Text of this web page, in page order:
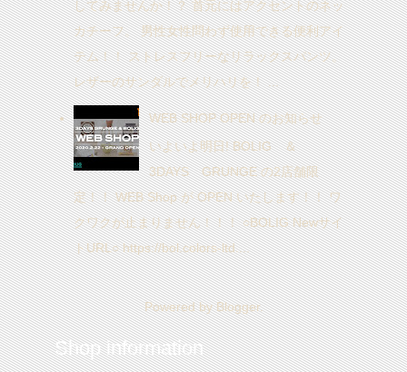
してみませんか！？ 首元にはアクセントのネッ
カチーフ。 男性女性問わず使用できる便利アイ
テム！！ ストレスフリーなリラックスパンツ。
レザーのサンダルでメリハリを！ ...
WEB SHOP OPEN のお知らせ
いよいよ明日! BOLIG ＆
3DAYS GRUNGE の2店舗限
定！！ WEB Shop が OPEN いたします！！ ワ
クワクが止まりません！！！ ○BOLIG Newサイ
トURL○ https://bol.colors-ltd....
Powered byBlogger.
Shop information